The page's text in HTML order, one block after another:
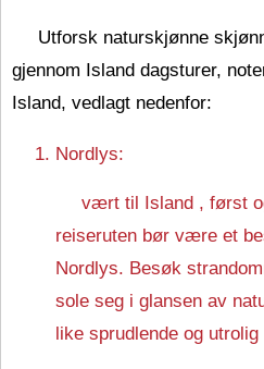
Utforsk naturskjønne
gjennom Island dagsturer,
Island, vedlagt nedenfor:
Nordlys:
vært til Island , først
reiseruten bør være et
Nordlys. Besøk
sole seg i glansen av
like sprudlende og utrolig